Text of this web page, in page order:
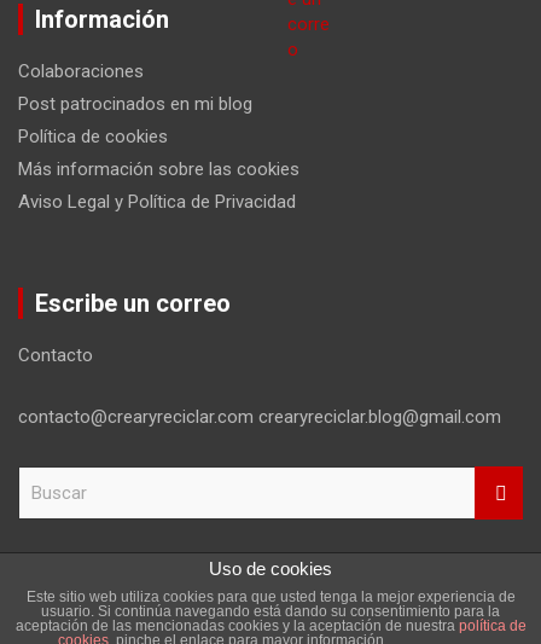
Información
Colaboraciones
Post patrocinados en mi blog
Política de cookies
Más información sobre las cookies
Aviso Legal y Política de Privacidad
Escribe un correo
Contacto
contacto@crearyreciclar.com crearyreciclar.blog@gmail.com
c
Copyright ©2026
Aviso Legal y Política de Privacidad
Uso de cookies
Este sitio web utiliza cookies para que usted tenga la mejor experiencia de
usuario. Si continúa navegando está dando su consentimiento para la
aceptación de las mencionadas cookies y la aceptación de nuestra política de
cookies , pinche el enlace para mayor información.